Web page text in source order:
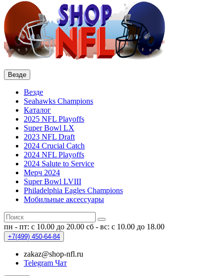
Везде
Везде
Seahawks Champions
Каталог
2025 NFL Playoffs
Super Bowl LX
2023 NFL Draft
2024 Crucial Catch
2024 NFL Playoffs
2024 Salute to Service
Мерч 2024
Super Bowl LVIII
Philadelphia Eagles Champions
Мобильные аксессуары
пн - пт: с 10.00 до 20.00 сб - вс: с 10.00 до 18.00
+7(499) 450-64-84
zakaz@shop-nfl.ru
Telegram Чат